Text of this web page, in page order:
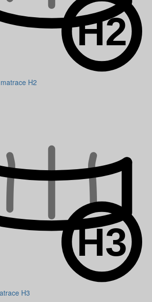
H2
H3